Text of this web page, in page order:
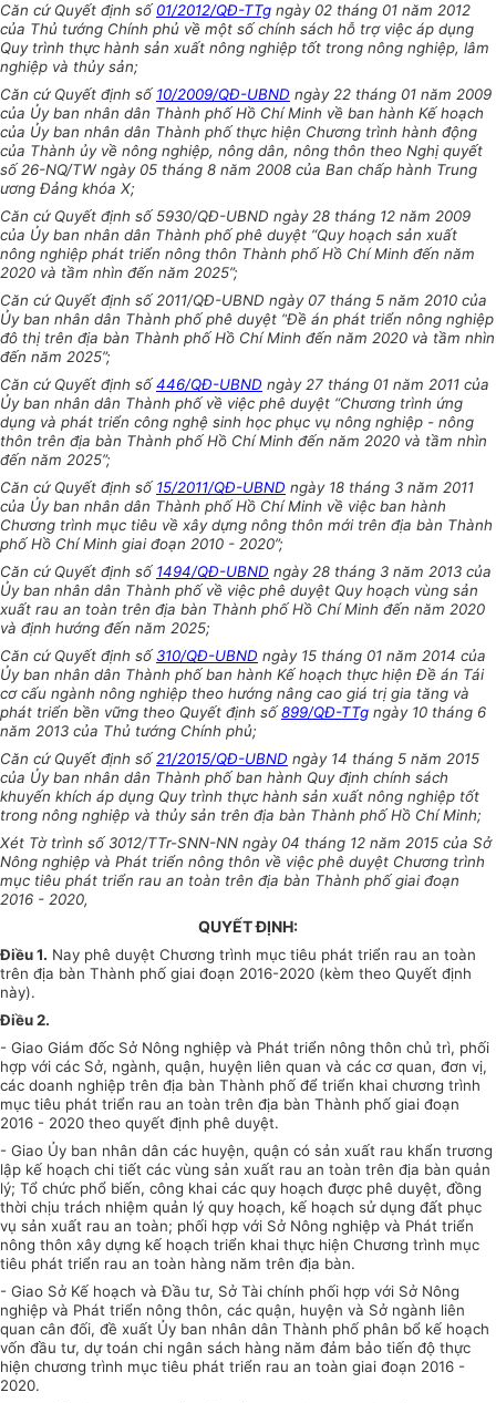
Căn cứ Quyết định số 01/2012/QĐ-TTg ngày 02 tháng 01 năm 2012
của Thủ tướng Chính phủ về một số chính sách hỗ trợ việc áp dụng
Quy trình thực hành sản xuất nông nghiệp tốt trong nông nghiệp, lâm
nghiệp và thủy sản;
Căn cứ Quyết định số 10/2009/QĐ-UBND ngày 22 tháng 01 năm 2009
của Ủy ban nhân dân Thành phố Hồ Chí Minh về ban hành Kế hoạch
của Ủy ban nhân dân Thành phố thực hiện Chương trình hành động
của Thành ủy về nông nghiệp, nông dân, nông thôn theo Nghị quyết
số 26-NQ/TW ngày 05 tháng 8 năm 2008 của Ban chấp hành Trung
ương Đảng khóa X;
Căn cứ Quyết định số 5930/QĐ-UBND ngày 28 tháng 12 năm 2009
của Ủy ban nhân dân Thành phố phê duyệt “Quy hoạch sản xuất
nông nghiệp phát triển nông thôn Thành phố Hồ Chí Minh đến năm
2020 và tầm nhìn đến năm 2025”;
Căn cứ Quyết định số 2011/QĐ-UBND ngày 07 tháng 5 năm 2010 của
Ủy ban nhân dân Thành phố phê duyệt “Đề án phát triển nông nghiệp
đô thị trên địa bàn Thành phố Hồ Chí Minh đến năm 2020 và tầm nhìn
đến năm 2025”;
Căn cứ Quyết định số446/QĐ-UBND ngày 27 tháng 01 năm 2011 của
Ủy ban nhân dân Thành phố về việc phê duyệt “Chương trình ứng
dụng và phát triển công nghệ sinh học phục vụ nông nghiệp - nông
thôn trên địa bàn Thành phố Hồ Chí Minh đến năm 2020 và tầm nhìn
đến năm 2025”;
Căn cứ Quyết định số 15/2011/QĐ-UBND ngày 18 tháng 3 năm 2011
của Ủy ban nhân dân Thành phố Hồ Chí Minh về việc ban hành
Chương trình mục tiêu về xây dựng nông thôn mới trên địa bàn Thành
phố Hồ Chí Minh giai đoạn 2010 - 2020”;
Căn cứ Quyết định số 1494/QĐ-UBND ngày 28 tháng 3 năm 2013 của
Ủy ban nhân dân Thành phố về việc phê duyệt Quy hoạch vùng sản
xuất rau an toàn trên địa bàn Thành phố Hồ Chí Minh đến năm 2020
và định hướng đến năm 2025;
Căn cứ Quyết định số310/QĐ-UBND ngày 15 tháng 01 năm 2014 của
Ủy ban nhân dân Thành phố ban hành Kế hoạch thực hiện Đề án Tái
cơ cấu ngành nông nghiệp theo hướng nâng cao giá trị gia tăng và
phát triển bền vững theo Quyết định số899/QĐ-TTg ngày 10 tháng 6
năm 2013 của Thủ tướng Chính phủ;
Căn cứ Quyết định số 21/2015/QĐ-UBND ngày 14 tháng 5 năm 2015
của Ủy ban nhân dân Thành phố ban hành Quy định chính sách
khuyến khích áp dụng Quy trình thực hành sản xuất nông nghiệp tốt
trong nông nghiệp và thủy sản trên địa bàn Thành phố Hồ Chí Minh;
Xét Tờ trình số 3012/TTr-SNN-NN ngày 04 tháng 12 năm 2015 của Sở
Nông nghiệp và Phát triển nông thôn về việc phê duyệt Chương trình
mục tiêu phát triển rau an toàn trên địa bàn Thành phốgiai đoạn
2016 - 2020,
QUYẾT ĐỊNH:
Điều 1. Nay phê duyệt Chương trình mục tiêu phát triển rau an toàn
trên địa bàn Thành phố giai đoạn 2016-2020 (kèm theo Quyết định
này).
Điều 2.
- Giao Giám đốc Sở Nông nghiệp và Phát triển nông thôn chủ trì, phối
hợp với các Sở, ngành, quận, huyện liên quan và các cơ quan, đơn vị,
các doanh nghiệp trên địa bàn Thành phố để triển khai chương trình
mục tiêu phát triển rau an toàn trên địa bàn Thành phố giai đoạn
2016 - 2020 theo quyết định phê duyệt.
- Giao Ủy ban nhân dân các huyện, quận có sản xuất rau khẩn trương
lập kế hoạch chi tiết các vùng sản xuất rau an toàn trên địa bàn quản
lý; Tổ chức phổ biến, công khai các quy hoạch được phê duyệt, đồng
thời chịu trách nhiệm quản lý quy hoạch, kế hoạch sử dụng đất phục
vụ sản xuất rau an toàn; phối hợp với Sở Nông nghiệp và Phát triển
nông thôn xây dựng kế hoạch triển khai thực hiện Chương trình mục
tiêu phát triển rau an toàn hàng năm trên địa bàn.
- Giao Sở Kế hoạch và Đầu tư, Sở Tài chính phối hợp với Sở Nông
nghiệp và Phát triển nông thôn, các quận, huyện và Sở ngành liên
quan cân đối, đề xuất Ủy ban nhân dân Thành phố phân bổ kế hoạch
vốn đầu tư, dự toán chi ngân sách hàng năm đảm bảo tiến độ thực
hiện chương trình mục tiêu phát triển rau an toàn giai đoạn 2016 -
2020.